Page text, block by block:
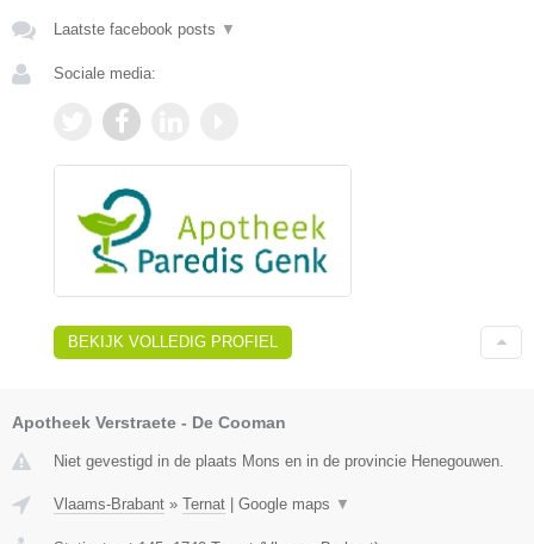
Laatste facebook posts ▼
Sociale media:
BEKIJK VOLLEDIG PROFIEL
Apotheek Verstraete - De Cooman
Niet gevestigd in de plaats Mons en in de provincie Henegouwen.
Vlaams-Brabant » Ternat | Google maps ▼